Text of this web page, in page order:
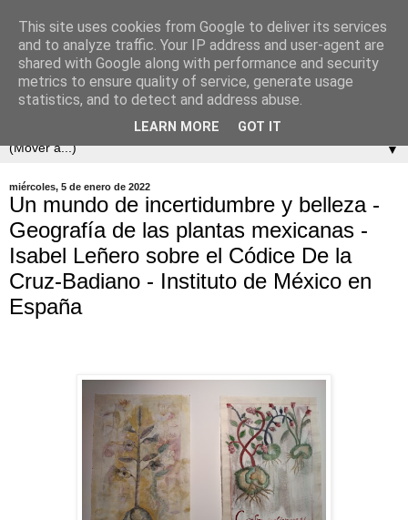
▼
miércoles, 5 de enero de 2022
Un mundo de incertidumbre y belleza -
Geografía de las plantas mexicanas -
Isabel Leñero sobre el Códice De la
Cruz-Badiano - Instituto de México en
España
This site uses cookies from Google to deliver its services
and to analyze traffic. Your IP address and user-agent are
shared with Google along with performance and security
metrics to ensure quality of service, generate usage
statistics, and to detect and address abuse.
LEARN MORE GOT IT